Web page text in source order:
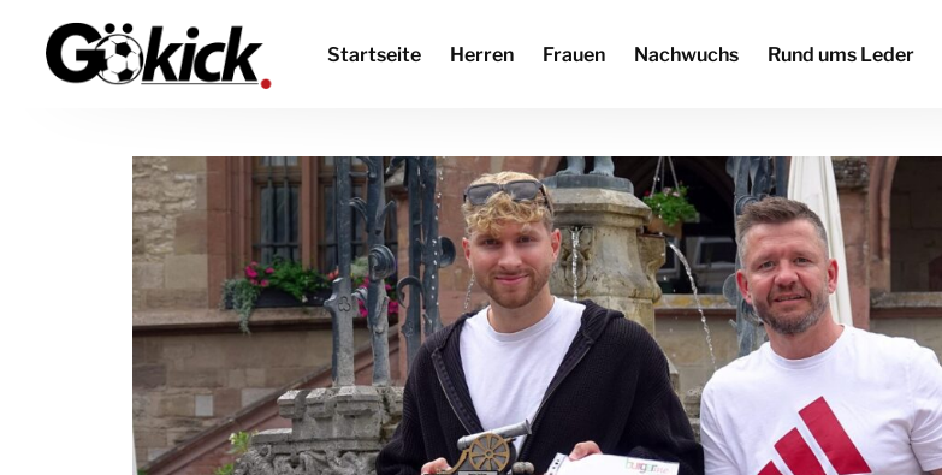
Startseite Herren Frauen Nachwuchs Rund ums Leder